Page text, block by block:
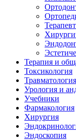
Терапия и
Токсикология
Урология и
Учебники
Фармакология
Хирургия
Эндоскопия